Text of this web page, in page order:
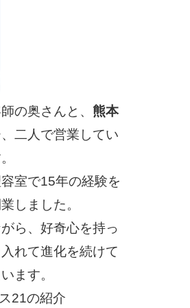
の奥さんと、 熊本
二人で営業してい
室で15年の経験を
しました。
ら、好奇心を持っ
れて進化を続けて
ます。
21の紹介